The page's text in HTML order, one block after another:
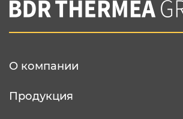
Вы соглашаетесь с нашей
конфеденциальности
О компании
Продукция